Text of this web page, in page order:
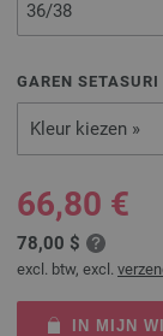
GAREN SETASURI
Kleur kiezen »
66,80 €
78,00 $
excl. btw, excl.
IN MIJN